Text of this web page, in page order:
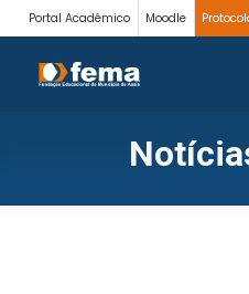
Portal Acadêmico Moodle